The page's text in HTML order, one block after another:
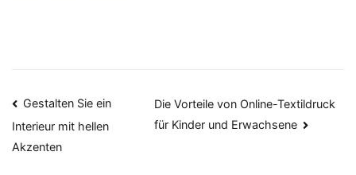
Beitragsnavigation
Gestalten Sie ein
Interieur mit hellen
Akzenten
Die Vorteile von Online-Textildruck
für Kinder und Erwachsene